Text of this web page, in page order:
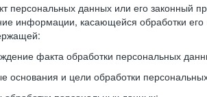
персональных данных или его законный
информации, касающейся обработки
факта обработки персональных
основания и цели обработки